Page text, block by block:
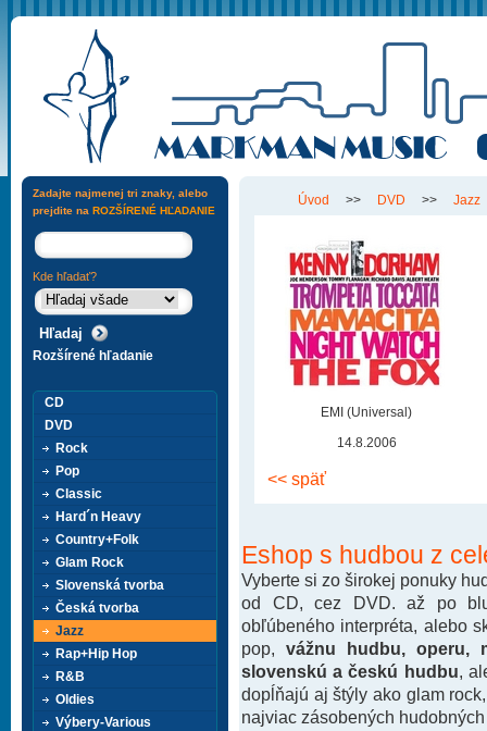
Úvod >> DVD >> Jazz
EMI (Universal)
14.8.2006
<< späť
Eshop s hudbou z
Vyberte si zo širokej ponuky
od CD, cez DVD. až po
obľúbeného interpréta, alebo
pop, vážnu hudbu, operu,
slovenskú a českú hudbu ,
dopĺňajú aj štýly ako glam
najviac zásobených
Zadajte najmenej tri znaky, alebo
prejdite na ROZŠÍRENÉ HĽADANIE
Kde hľadať?
Rozšírené hľadanie
CD
DVD
Rock
Pop
Classic
Hard´n Heavy
Country+Folk
Glam Rock
Slovenská tvorba
Česká tvorba
Jazz
Rap+Hip Hop
R&B
Oldies
Výbery-Various